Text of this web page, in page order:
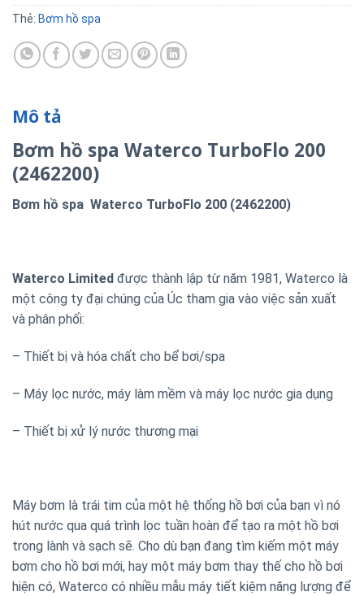
Thẻ: Bơm hồ spa
Mô tả
Bơm hồ spa Waterco TurboFlo 200
(2462200)
Bơm hồ spa Waterco TurboFlo 200 (2462200)
Waterco Limited được thành lập từ năm 1981, Waterco là
một công ty đại chúng của Úc tham gia vào việc sản xuất
và phân phối:
– Thiết bị và hóa chất cho bể bơi/spa
– Máy lọc nước, máy làm mềm và máy lọc nước gia dụng
– Thiết bị xử lý nước thương mại
Máy bơm là trái tim của một hệ thống hồ bơi của bạn vì nó
hút nước qua quá trình lọc tuần hoàn để tạo ra một hồ bơi
trong lành và sạch sẽ. Cho dù bạn đang tìm kiếm một máy
bơm cho hồ bơi mới, hay một máy bơm thay thế cho hồ bơi
hiện có, Waterco có nhiều mẫu máy tiết kiệm năng lượng để